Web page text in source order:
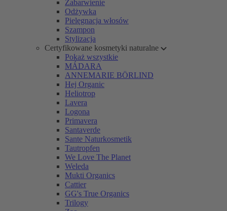
Zabarwienie
Odżywka
Pielęgnacja włosów
Szampon
Stylizacja
Certyfikowane kosmetyki naturalne
Pokaż wszystkie
MÁDARA
ANNEMARIE BÖRLIND
Hej Organic
Heliotrop
Lavera
Logona
Primavera
Santaverde
Sante Naturkosmetik
Tautropfen
We Love The Planet
Weleda
Mukti Organics
Cattier
GG's True Organics
Trilogy